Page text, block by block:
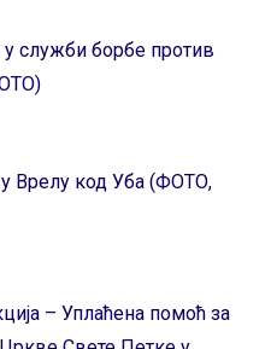
служби борбе против
Врелу код Уба (ФОТО,
– Уплаћена помоћ за